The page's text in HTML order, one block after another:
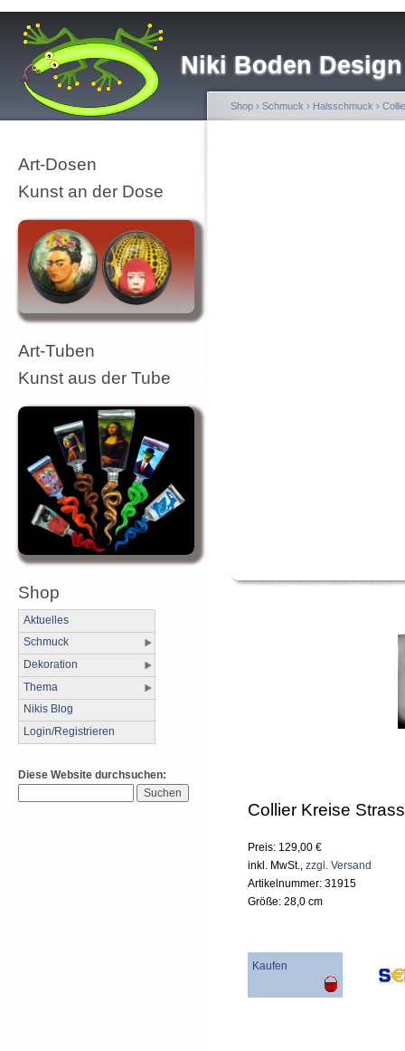
Niki Boden Design
Art-Dosen
Kunst an der Dose
Art-Tuben
Kunst aus der Tube
Shop
Aktuelles
Schmuck
Dekoration
Thema
Nikis Blog
Login/Registrieren
Diese Website durchsuchen:
Shop › Schmuck › Halsschmuck ›
Collier Kreise Strass
Preis: 129,00 €
inkl. MwSt., zzgl. Versand
Artikelnummer: 31915
Größe: 28,0 cm
Kaufen